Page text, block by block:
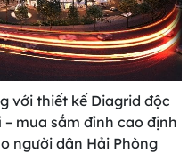
với thiết kế Diagrid độc
mua sắm đỉnh cao định
người dân Hải Phòng